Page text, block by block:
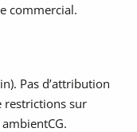
commercial.
Pas d’attribution
restrictions sur